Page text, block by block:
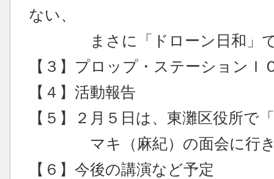
ない、
まさに「ドローン日和」で
【３】プロップ・ステーションＩ
【４】活動報告
【５】２月５日は、東灘区役所で
マキ（麻紀）の面会に行き
【６】今後の講演など予定